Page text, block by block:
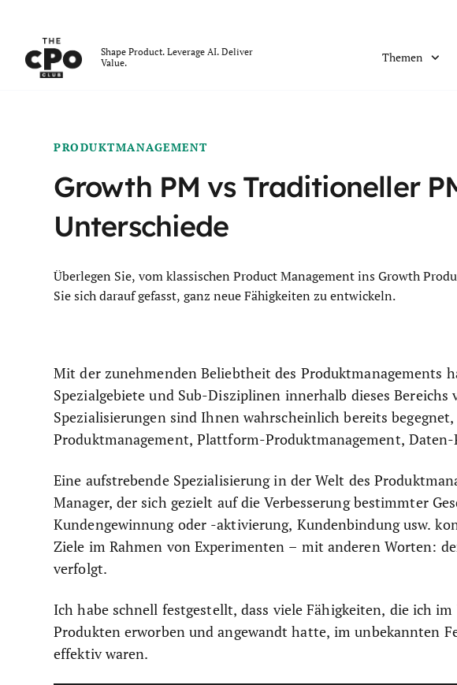
Shape Product. Leverage AI. Deliver
Value.
Themen
PRODUKTMANAGEMENT
Growth PM vs Traditioneller
Unterschiede
Überlegen Sie, vom klassischen Product Management ins Growth
Sie sich darauf gefasst, ganz neue Fähigkeiten zu entwickeln.
Mit der zunehmenden Beliebtheit des Produktmanagements
Spezialgebiete und Sub-Disziplinen innerhalb dieses Bereichs
Spezialisierungen sind Ihnen wahrscheinlich bereits
Produktmanagement, Plattform-Produktmanagement, Daten-
Eine aufstrebende Spezialisierung in der Welt des
Manager, der sich gezielt auf die Verbesserung bestimmter
Kundengewinnung oder -aktivierung, Kundenbindung usw.
Ziele im Rahmen von Experimenten – mit anderen Worten:
verfolgt.
Ich habe schnell festgestellt, dass viele Fähigkeiten, die ich
Produkten erworben und angewandt hatte, im unbekannten
effektiv waren.